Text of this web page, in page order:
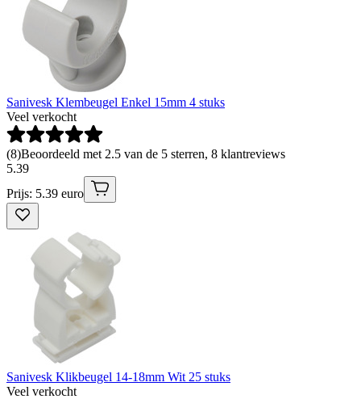
Sanivesk Klembeugel Enkel 15mm 4 stuks
Veel verkocht
(8)Beoordeeld met 2.5 van de 5 sterren, 8 klantreviews
5.39
Prijs: 5.39 euro
Sanivesk Klikbeugel 14-18mm Wit 25 stuks
Veel verkocht